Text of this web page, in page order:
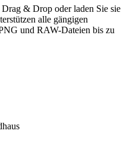
& Drop oder laden Sie sie
alle gängigen
und RAW-Dateien bis zu